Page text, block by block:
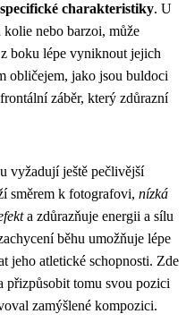
charakteristiky. U
nebo barzoi, může
boku lépe vyniknout jejich
obličejem, jako jsou buldoci
záběr, který zdůrazní
vyžadují ještě pečlivější
směrem k fotografovi, nízká
a zdůrazňuje energii a sílu
běhu umožňuje lépe
jeho atletické schopnosti. Zde
přizpůsobit tomu svou pozici
zamýšlené kompozici.